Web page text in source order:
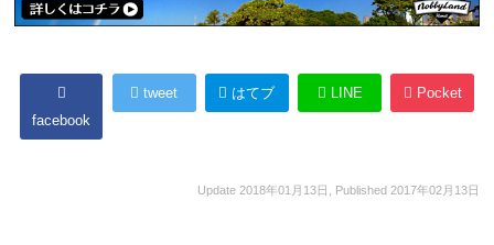
facebook
tweet はてブ LINE Pocket
Update 2018年01月13日 , Published 2017年02月13日